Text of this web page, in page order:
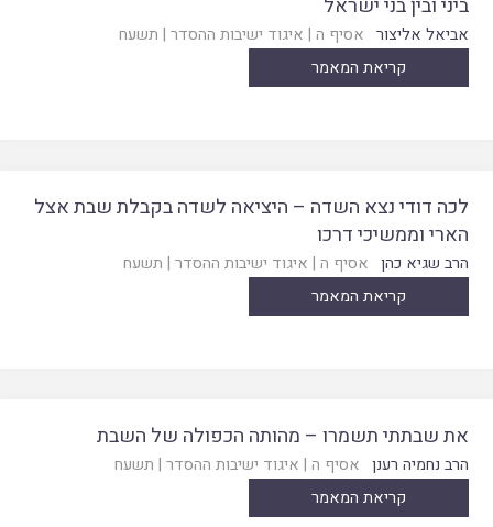
ביני ובין בני ישראל
אביאל אליצור אסיף ה | איגוד ישיבות ההסדר | תשעח
קריאת המאמר
לכה דודי נצא השדה – היציאה לשדה בקבלת שבת אצל
הארי וממשיכי דרכו
הרב שגיא כהן אסיף ה | איגוד ישיבות ההסדר | תשעח
קריאת המאמר
את שבתתי תשמרו – מהותה הכפולה של השבת
הרב נחמיה רענן אסיף ה | איגוד ישיבות ההסדר | תשעח
קריאת המאמר